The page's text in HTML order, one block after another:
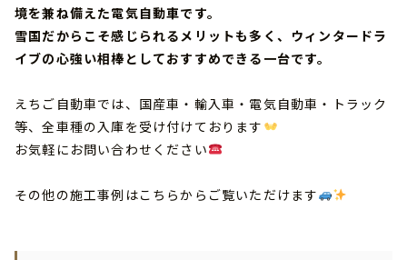
境を兼ね備えた電気自動車です。
雪国だからこそ感じられるメリットも多く、ウィンタードラ
イブの心強い相棒としておすすめできる一台です。
えちご自動車では、国産車・輸入車・電気自動車・トラック
等、全車種の入庫を受け付けております
お気軽にお問い合わせください
その他の施工事例はこちらからご覧いただけます